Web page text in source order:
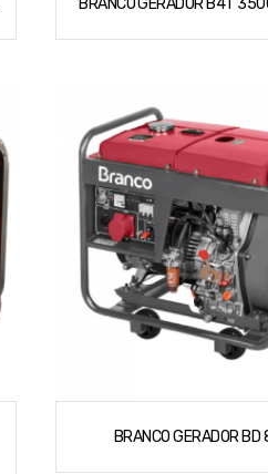
BRANCO GERADOR B4T
BRANCO GERADOR